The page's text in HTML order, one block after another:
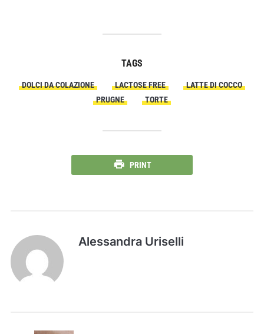
TAGS
DOLCI DA COLAZIONE LACTOSE FREE
LATTE DI COCCO
PRUGNE
TORTE
PRINT
Alessandra Uriselli